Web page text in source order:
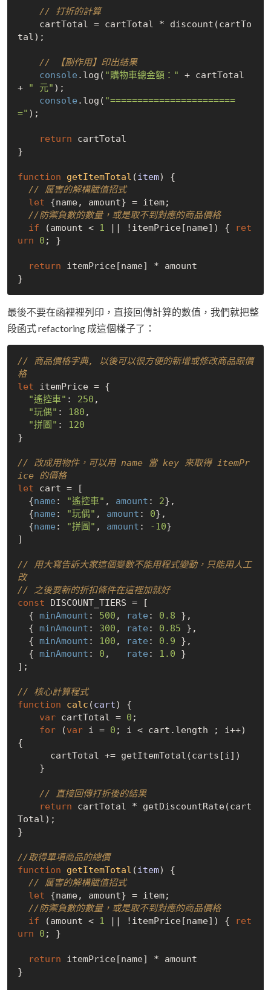
// 打折的計算
tal);
// 【副作用】印出結果
console .log( "購物車總金額：" + cartTotal
+
" 元" );
console .log( "=======================
=" );
return cartTotal
}
function getItemTotal (item) {
// 厲害的解構賦值招式
let {name, amount} = item;
//防禦負數的數量，或是取不到對應的商品價格
if (amount < 1 || !itemPrice[name]) {
ret
urn
0 ; }
return itemPrice[name] * amount
最後不要在函裡裡列印，直接回傳計算的數值，我們就把整
段函式 refactoring 成這個樣子了：
// 商品價格字典, 以後可以很方便的新增或修改商品跟價
格
let itemPrice = {
"遙控車" : 250 ,
"玩偶" : 180 ,
"拼圖" : 120
}
// 改成用物件，可以用 name 當 key 來取得 itemPr
ice 的價格
let cart = [
  {
name : "遙控車" , amount : 2},
  {
name : "玩偶" , amount : 0},
  {
name : "拼圖" , amount : -10}
]
// 用大寫告訴大家這個變數不能用程式變動，只能用人工
改
// 之後要新的折扣條件在這裡加就好
const DISCOUNT_TIERS = [
  {
minAmount : 500 , rate : 0.8 },
  {
minAmount : 300 , rate : 0.85 },
  {
minAmount : 100 , rate : 0.9 },
  {
minAmount : 0 , rate : 1.0 }
];
// 核心計算程式
function
calc (cart) {
var cartTotal = 0 ;
for (var i = 0 ; i < cart.length ; i++)
{
// 直接回傳打折後的結果
return cartTotal * getDiscountRate(cart
Total);
}
//取得單項商品的總價
function
getItemTotal (item) {
// 厲害的解構賦值招式
let {name, amount} = item;
//防禦負數的數量，或是取不到對應的商品價格
if (amount < 1 || !itemPrice[name]) {
ret
urn
0 ; }
return itemPrice[name] * amount
}